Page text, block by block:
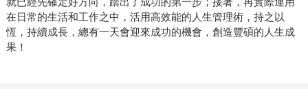
在日常的生活和工作之中，活用高效能的人生管理術，持之以
恆，持續成長，總有一天會迎來成功的機會，創造豐碩的人生成
果！